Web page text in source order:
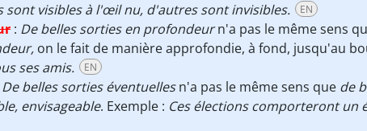
sont visibles à l'œil nu, d'autres sont invisibles.
EN
: De belles sorties en profondeurn'a pas le même sens
on le fait de manière approfondie, à fond, jusqu'au
ses amis.
EN
De belles sorties éventuellesn'a pas le même sens que de
envisageable. Exemple : Ces élections comporteront un